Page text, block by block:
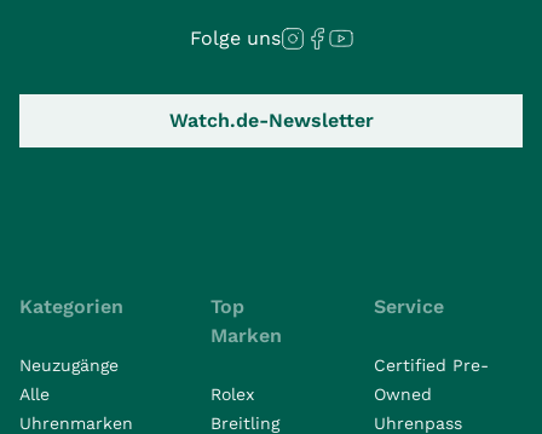
Folge uns
Watch.de-Newsletter
Kategorien
Neuzugänge
Alle
Uhrenmarken
Top
Marken
Rolex
Breitling
Service
Certified Pre-
Owned
Uhrenpass